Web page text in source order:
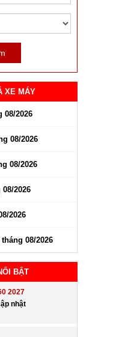
XE MÁY
08/2026
08/2026
08/2026
2026
2026
08/2026
BẬT
2027
nhật